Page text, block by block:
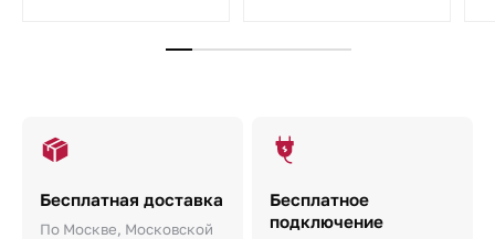
Бесплатная доставка
По Москве, Московской
Бесплатное
подключение